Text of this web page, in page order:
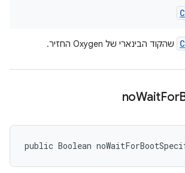
שהקוד הבינארי של Oxygen החזיר.
noWaitFor
public Boolean